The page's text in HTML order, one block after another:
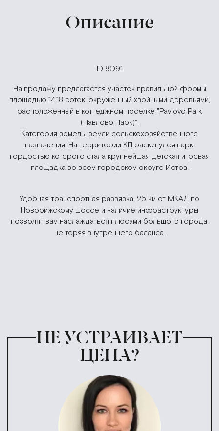
Описание
ID 8091
На продажу предлагается участок правильной формы
площадью 14,18 соток, окруженный хвойными деревьями,
расположенный в коттеджном поселке "Pavlovo Park
(Павлово Парк)".
Категория земель: земли сельскохозяйственного
назначения. На территории КП раскинулся парк,
гордостью которого стала крупнейшая детская игровая
площадка во всём городском округе Истра.
Удобная транспортная развязка, 25 км от МКАД по
Новорижскому шоссе и наличие инфраструктуры
позволят вам наслаждаться плюсами большого города,
не теряя внутреннего баланса.
НЕ УСТРАИВАЕТ
ЦЕНА?